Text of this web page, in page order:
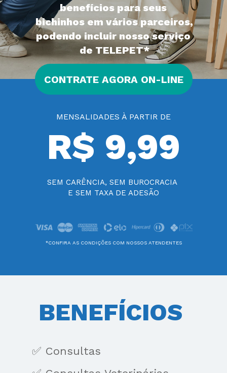
benefícios para seus
bichinhos em vários parceiros,
podendo incluir nosso serviço
de TELEPET*
CONTRATE AGORA ON-LINE
MENSALIDADES À PARTIR DE
R$ 9,99
SEM CARÊNCIA, SEM BUROCRACIA
E SEM TAXA DE ADESÃO
*CONFIRA AS CONDIÇÕES COM NOSSOS ATENDENTES
BENEFÍCIOS
✅ Consultas